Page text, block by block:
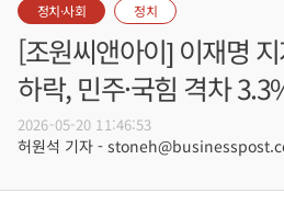
정치·사회 정치
[조원씨앤아이] 이재명
하락, 민주·국힘 격차
2026-05-20 11:46:53
허원석 기자 -